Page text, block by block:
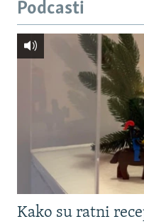
Podcasti
Kako su ratni